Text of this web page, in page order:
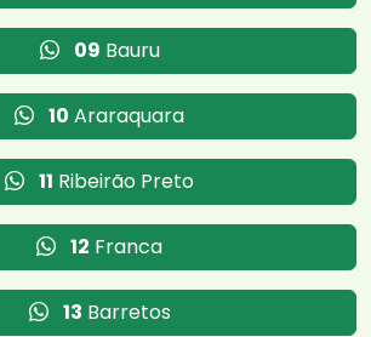
09 Bauru
10 Araraquara
11 Ribeirão Preto
12 Franca
13 Barretos